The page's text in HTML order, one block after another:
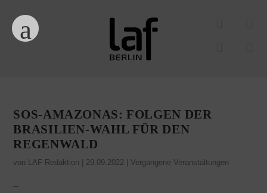
SOS-AMAZONAS: FOLGEN DER
BRASILIEN-WAHL FÜR DEN
REGENWALD
von LAF Redaktion 29.09.2022 |Vergangene Veranstaltungen
–